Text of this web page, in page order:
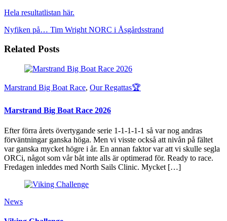
Hela resultatlistan här.
Nyfiken på… Tim Wright NORC i Åsgårdsstrand
Related Posts
Marstrand Big Boat Race, Our Regattas🏆
Marstrand Big Boat Race 2026
Efter förra årets övertygande serie 1-1-1-1-1 så var nog andras
förväntningar ganska höga. Men vi visste också att nivån på fältet
var ganska mycket högre i år. En annan faktor var att vi skulle segla
ORCi, något som vår båt inte alls är optimerad för. Ready to race.
Fredagen inleddes med North Sails Clinic. Mycket […]
News